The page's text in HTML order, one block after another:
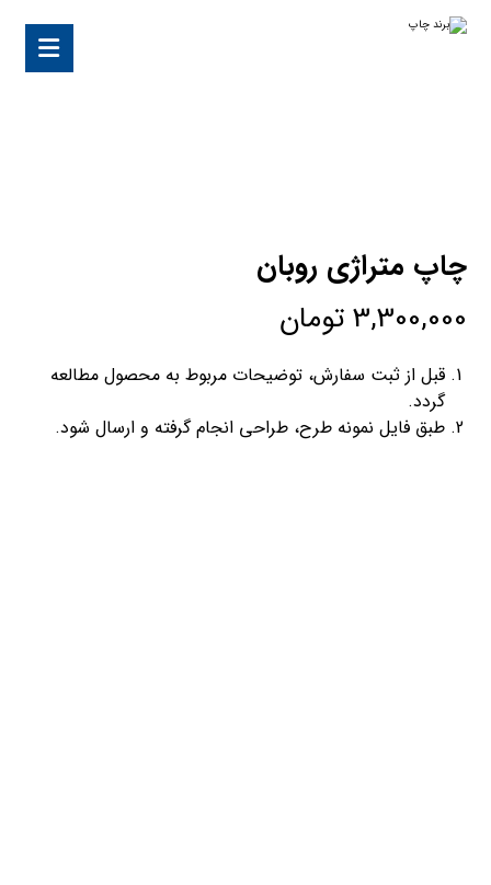
چاپ متراژی روبان
3,300,000 تومان
قبل از ثبت سفارش، توضیحات مربوط به محصول مطالعه
گردد.
طبق فایل نمونه طرح، طراحی انجام گرفته و ارسال شود.